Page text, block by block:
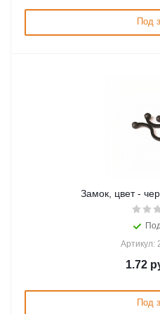
Под
Замок, цвет -
Артикул:
1.72
Под